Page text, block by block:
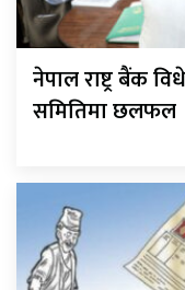
नेपाल राष्ट्र बैंक
समितिमा छलफल